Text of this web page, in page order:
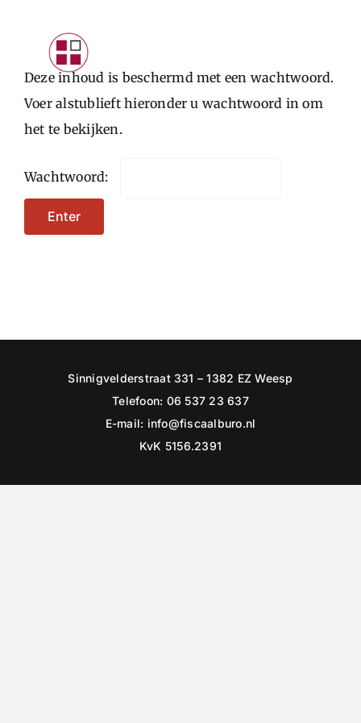
INTRODUCTIE
PARTICULIEREN
ONDERNEMERS
CONTACTFORMULIER
Deze inhoud is beschermd met een wachtwoord.
Voer alstublieft hieronder u wachtwoord in om
het te bekijken.
Wachtwoord:
Sinnigvelderstraat 331 – 1382 EZ Weesp
Telefoon: 06 537 23 637
E-mail: info@fiscaalburo.nl
KvK 5156.2391